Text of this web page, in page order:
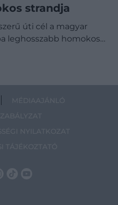
strandja
úti cél a magyar
leghosszabb homokos…